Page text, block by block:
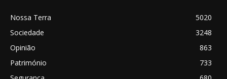
Nossa Terra
5020
Sociedade
3248
Opinião
863
Património
733